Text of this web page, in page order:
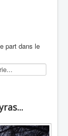
part dans le